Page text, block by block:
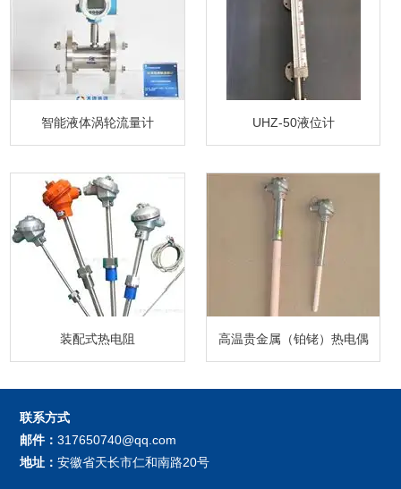
智能液体涡轮流量计 UHZ-50液位计
装配式热电阻 高温贵金属（铂铑）热电偶
联系方式
邮件：317650740@qq.com
地址：安徽省天长市仁和南路20号